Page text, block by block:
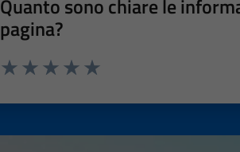
Quanto sono chiare le
pagina?